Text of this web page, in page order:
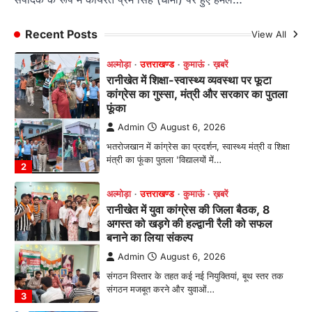
Recent Posts View All
2
3
अल्मोड़ा उत्तराखण्ड कुमाऊं ख़बरें
रानीखेत में युवा कांग्रेस की जिला बैठक, 8
अगस्त को खड़गे की हल्द्वानी रैली को सफल
बनाने का लिया संकल्प
Admin August 6, 2026
संगठन विस्तार के तहत कई नई नियुक्तियां, बूथ स्तर तक
संगठन मजबूत करने और युवाओं…
4
अल्मोड़ा उत्तराखण्ड कुमाऊं ख़बरें
चौखुटिया में सेवा पखवाड़ा शिविर: 954 लोगों ने
लिया लाभ, 191 में से 182 शिकायतों का मौके
पर हुआ निस्तारण
Admin August 5, 2026
तड़ागताल में आयोजित सेवा पखवाड़ा शिविर में 954 लोगों
ने किया प्रतिभाग जिलाधिकारी अंशुल सिंह…